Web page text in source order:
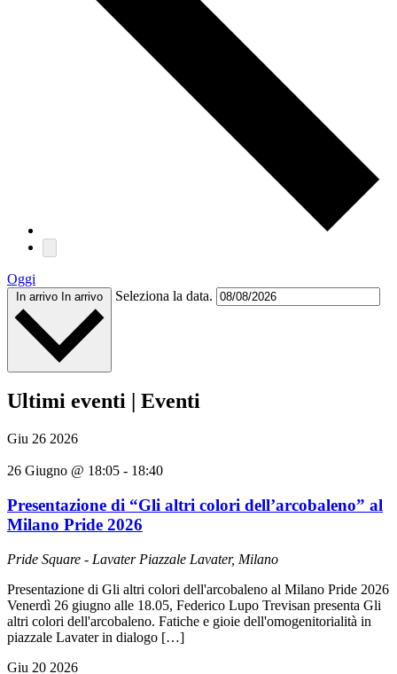
Oggi
In arrivo In arrivo Seleziona la data.
Ultimi eventi | Eventi
Giu 26 2026
26 Giugno @ 18:05 - 18:40
Presentazione di “Gli altri colori dell’arcobaleno” al
Milano Pride 2026
Pride Square - Lavater Piazzale Lavater, Milano
Presentazione di Gli altri colori dell'arcobaleno al Milano Pride 2026
Venerdì 26 giugno alle 18.05, Federico Lupo Trevisan presenta Gli
altri colori dell'arcobaleno. Fatiche e gioie dell'omogenitorialità in
piazzale Lavater in dialogo […]
Giu 20 2026